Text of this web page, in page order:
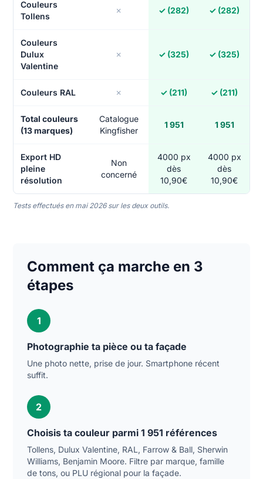
Couleurs
Tollens
✗ ✓ (282) ✓ (282)
Couleurs
Dulux
Valentine
✗ ✓ (325) ✓ (325)
Couleurs RAL ✗ ✓ (211) ✓ (211)
Total couleurs
(13 marques)
Catalogue
Kingfisher
1 951 1 951
Export HD
pleine
résolution
Non
concerné
4000 px
dès
10,90€
4000 px
dès
10,90€
Tests effectués en mai 2026 sur les deux outils.
Comment ça marche en 3
étapes
1
Photographie ta pièce ou ta façade
Une photo nette, prise de jour. Smartphone récent
suffit.
2
Choisis ta couleur parmi 1 951 références
Tollens, Dulux Valentine, RAL, Farrow & Ball, Sherwin
Williams, Benjamin Moore. Filtre par marque, famille
de tons, ou PLU régional pour la façade.